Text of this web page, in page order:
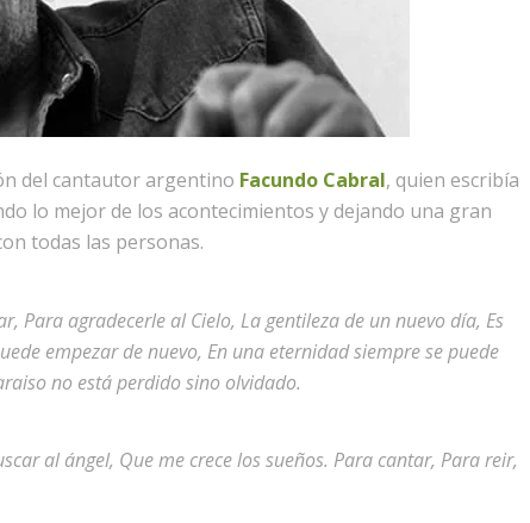
del cantautor argentino Facundo Cabral, quien escribía
lo mejor de los acontecimientos y dejando una gran
todas las personas.
Para agradecerle al Cielo, La gentileza de un nuevo día, Es
empezar de nuevo, En una eternidad siempre se puede
no está perdido sino olvidado.
al ángel, Que me crece los sueños. Para cantar, Para reir,